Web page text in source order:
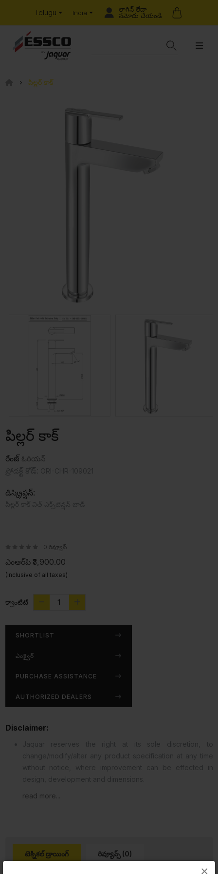
Telugu India
లాగిన్ లేదా
నమోదు చేయండి
పిల్లర్ కాక్
పిల్లర్ కాక్
రేంజ్ ఓరియన్
డిస్క్రిప్షన్:
0 రివ్యూస్
ఎంఆర్‌పి ₹3,900.00
(Inclusive of all taxes)
క్వాంటిటీ
SHORTLIST
ఎంక్వైర్
PURCHASE ASSISTANCE
AUTHORIZED DEALERS
Disclaimer:
read more...
టెక్నికల్ డ్రాయింగ్ రివ్యూవ్స్ (0)